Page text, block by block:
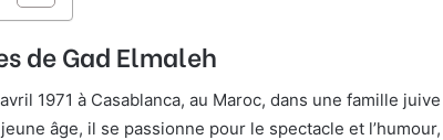
de Gad Elmaleh
1971 à Casablanca, au Maroc, dans une famille juive
âge, il se passionne pour le spectacle et l’humour,